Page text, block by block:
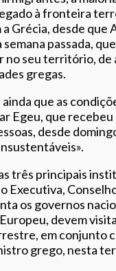
à fronteira
Grécia, desde que
passada,
no seu território, de
gregas.
que as
Egeu, que
desde
três principais
Executiva,
os governos
devem
em conjunto
grego, nesta